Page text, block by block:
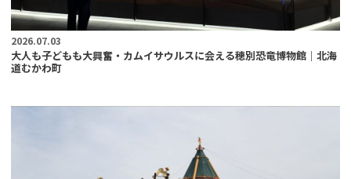
2026.07.03
大人も子どもも大興奮・カムイサウルスに会える穂別恐竜博物館｜北海
道むかわ町